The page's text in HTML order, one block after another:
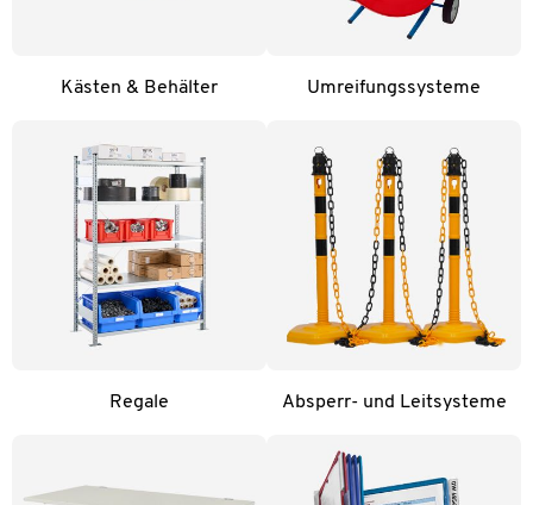
Kästen & Behälter Umreifungssysteme
Regale Absperr- und Leitsysteme